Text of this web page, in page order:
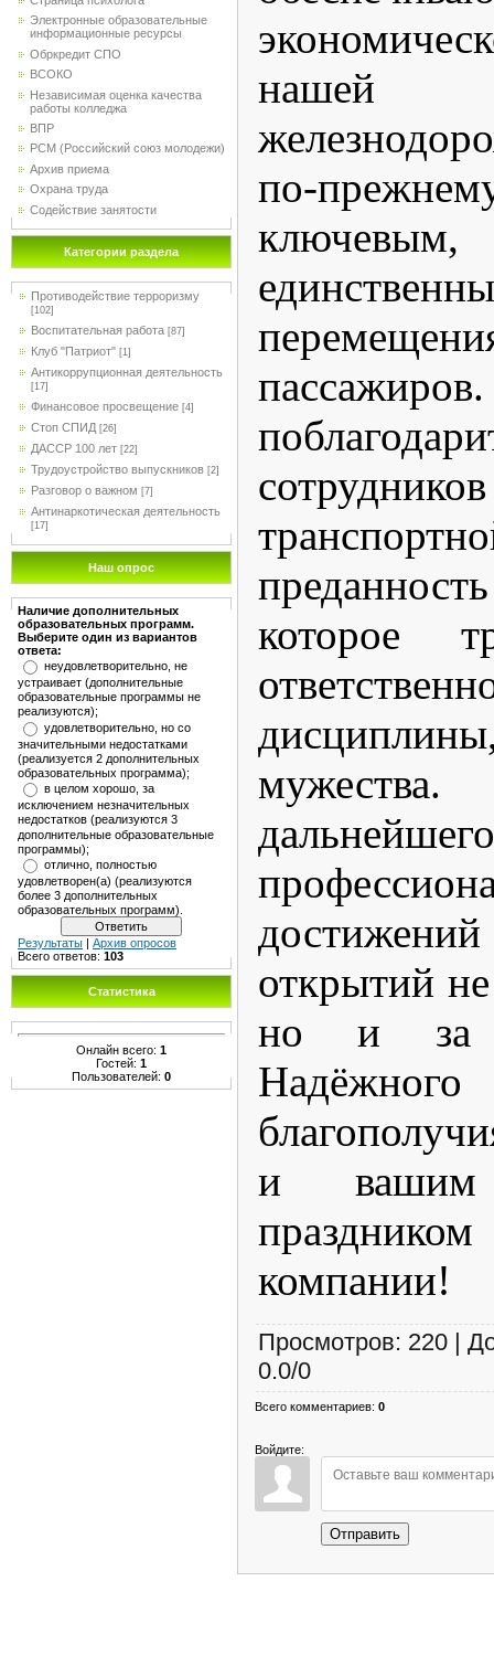
Электронные образовательные
информационные ресурсы
Обркредит СПО
ВСОКО
Независимая оценка качества
работы колледжа
ВПР
РСМ (Российский союз молодежи)
Архив приема
Охрана труда
Содействие занятости
Категории раздела
Противодействие терроризму
[102]
Воспитательная работа [87]
Клуб "Патриот" [1]
Антикоррупционная деятельность
[17]
Финансовое просвещение [4]
Стоп СПИД [26]
ДАССР 100 лет [22]
Трудоустройство выпускников [2]
Разговор о важном [7]
Антинаркотическая деятельность
[17]
Наш опрос
Наличие дополнительных
образовательных программ.
Выберите один из вариантов
ответа:
неудовлетворительно, не
устраивает (дополнительные
образовательные программы не
реализуются);
удовлетворительно, но со
значительными недостатками
(реализуется 2 дополнительных
образовательных программа);
в целом хорошо, за
исключением незначительных
недостатков (реализуются 3
дополнительные образовательные
программы);
отлично, полностью
удовлетворен(а) (реализуются
более 3 дополнительных
образовательных программ).
Результаты
Архив опросов
Всего ответов: 103
Статистика
Онлайн всего: 1
Гостей: 1
Пользователей: 0
нашей
по-
которое
дальнейшего
открытий
но и за
Надёжного
и
компании!
Просмотров: 220 |
0.0/0
Всего комментариев: 0
Войдите:
Отправить